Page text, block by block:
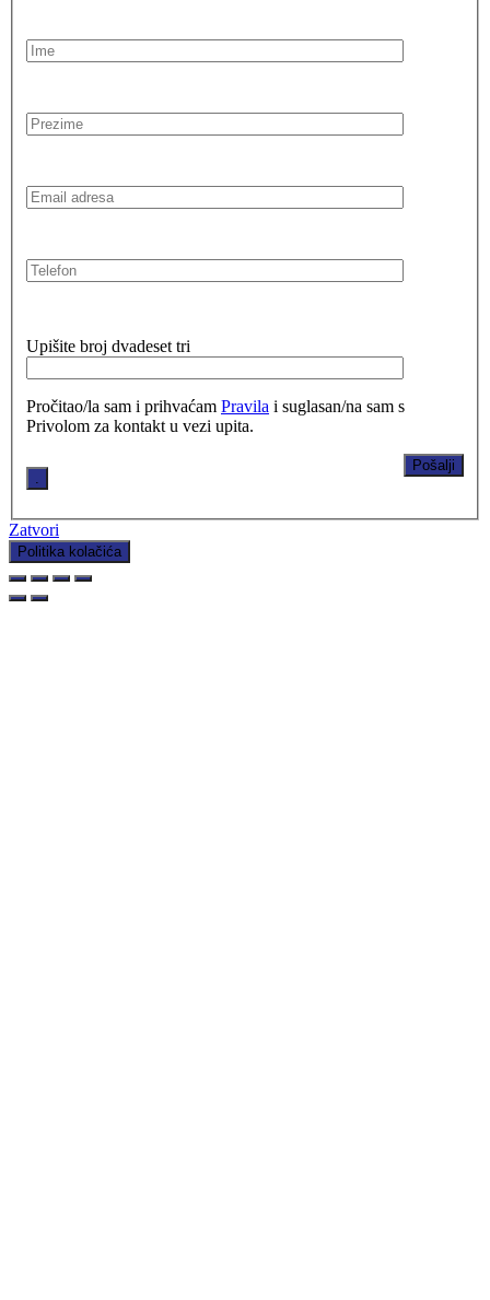
Upišite broj dvadeset tri
Pročitao/la sam i prihvaćam Pravila i suglasan/na sam s
Privolom za kontakt u vezi upita.
Zatvori
Politika kolačića